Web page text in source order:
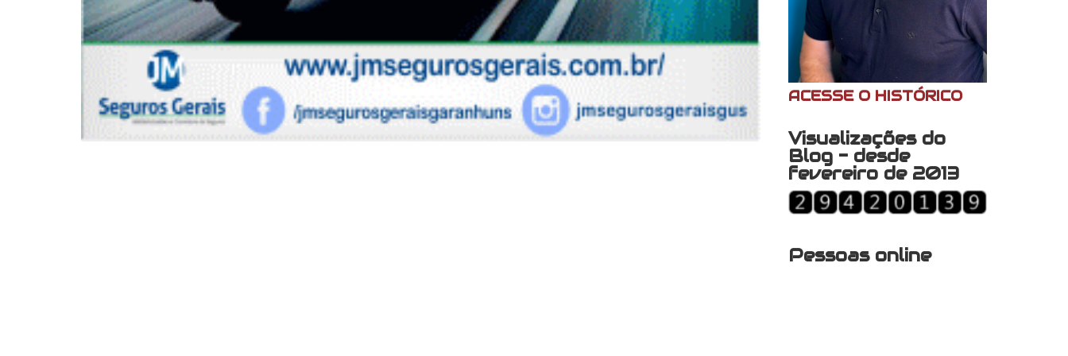
ACESSE O HISTÓRICO
Visualizações do
Blog - desde
fevereiro de 2013
Pessoas online